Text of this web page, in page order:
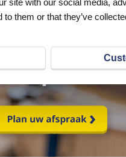
to them or that they’ve